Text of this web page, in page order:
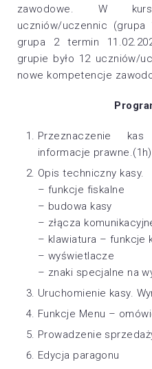
zawodowe. W
uczniów/uczennic (grupa
grupa 2 termin
grupie było 12 uczniów/
nowe kompetencje
Przeznaczenie
informacje prawne.(1h)
Opis techniczny kasy.
– funkcje fiskalne
– budowa kasy
– złącza
– klawiatura – funkcje
– wyświetlacze
– znaki specjalne na
Uruchomienie kasy.
Funkcje Menu –
Prowadzenie
Edycja paragonu